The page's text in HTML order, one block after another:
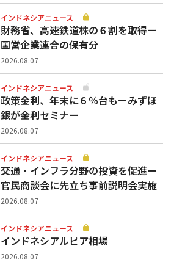
インドネシアニュース
財務省、高速鉄道株の６割を取得ー
国営企業連合の保有分
2026.08.07
インドネシアニュース
政策金利、年末に６％台もーみずほ
銀が金利セミナー
2026.08.07
インドネシアニュース
交通・インフラ分野の投資を促進ー
官民商談会に先立ち事前説明会実施
2026.08.07
インドネシアニュース
インドネシアルピア相場
2026.08.07